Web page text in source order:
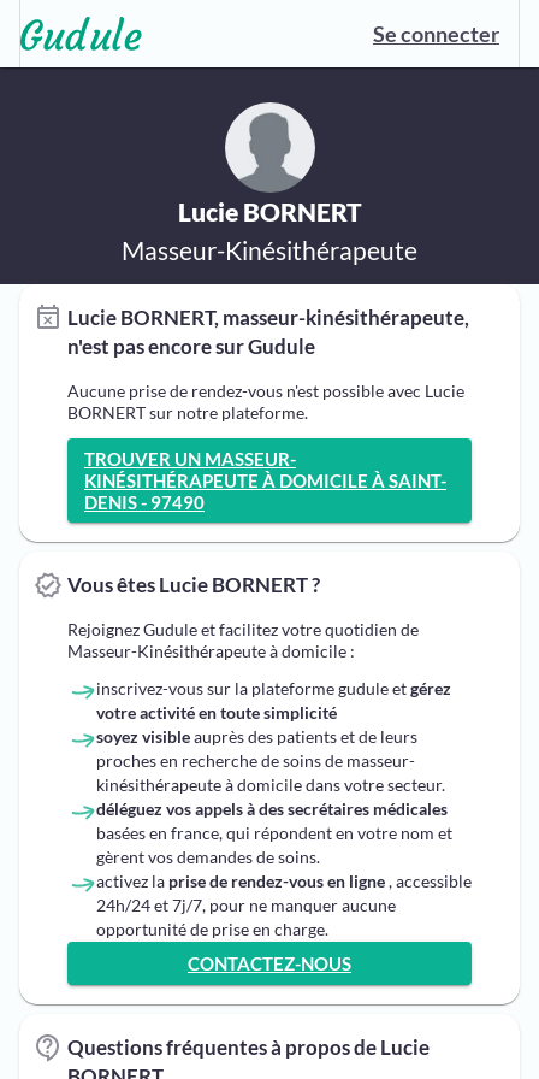
Se connecter
Lucie BORNERT
Masseur-Kinésithérapeute
Lucie BORNERT, masseur-kinésithérapeute,
n'est pas encore sur Gudule
Aucune prise de rendez-vous n'est possible avec Lucie
BORNERT sur notre plateforme.
TROUVER UN MASSEUR-
KINÉSITHÉRAPEUTE À DOMICILE À SAINT-
DENIS - 97490
Vous êtes Lucie BORNERT ?
Rejoignez Gudule et facilitez votre quotidien de
Masseur-Kinésithérapeute à domicile :
inscrivez-vous sur la plateforme gudule etgérez
votre activité en toute simplicité
soyez visibleauprès des patients et de leurs
proches en recherche de soins de masseur-
kinésithérapeute à domicile dans votre secteur.
déléguez vos appels à des secrétaires médicales
basées en france, qui répondent en votre nom et
gèrent vos demandes de soins.
activez la prise de rendez-vous en ligne, accessible
24h/24 et 7j/7, pour ne manquer aucune
opportunité de prise en charge.
CONTACTEZ-NOUS
Questions fréquentes à propos de Lucie